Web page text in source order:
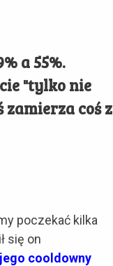
a 55%.
"tylko nie
coś z
poczekać kilka
się on
cooldowny